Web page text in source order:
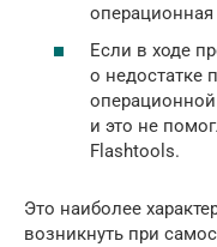
операционная
Если в ходе
о недостатке
и это не
Flashtools.
Это наиболее
возникнуть при